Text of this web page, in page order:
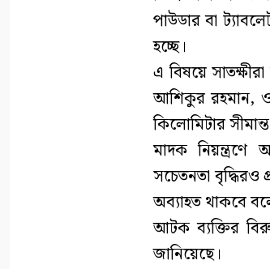
পাউডার বা
হচ্ছে।
এ বিষয়ে
আশিকুর রহমান,
কিলোমিটার
মাদক নিয়ন্ত্রণে
সচেতনতা বৃদ্ধিরও
অব্যাহত থাকবে
আটক ব্যক্তির
জানিয়েছে।